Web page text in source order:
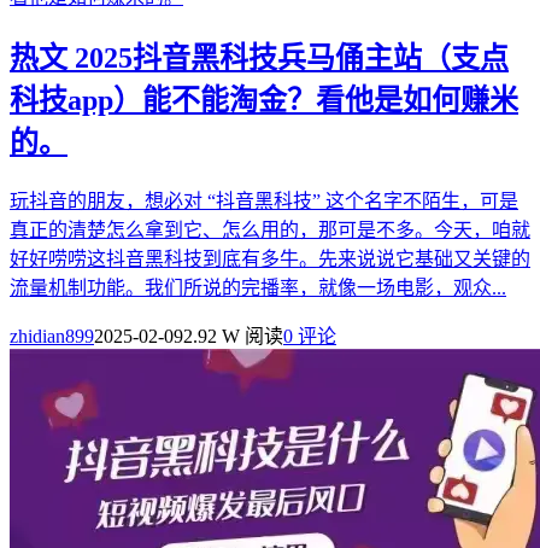
热文 2025抖音黑科技兵马俑主站（支点
科技app）能不能淘金？看他是如何赚米
的。
玩抖音的朋友，想必对 “抖音黑科技” 这个名字不陌生，可是
真正的清楚怎么拿到它、怎么用的，那可是不多。今天，咱就
好好唠唠这抖音黑科技到底有多牛。先来说说它基础又关键的
流量机制功能。我们所说的完播率，就像一场电影，观众...
zhidian8992025-02-092.92 W 阅读0 评论